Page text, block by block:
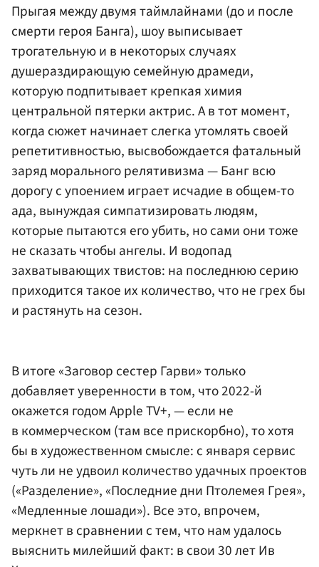
Прыгая между двумя таймлайнами (до и после
смерти героя Банга), шоу выписывает
трогательную и в некоторых случаях
душераздирающую семейную драмеди,
которую подпитывает крепкая химия
центральной пятерки актрис. А в тот момент,
когда сюжет начинает слегка утомлять своей
репетитивностью, высвобождается фатальный
заряд морального релятивизма — Банг всю
дорогу с упоением играет исчадие в общем-то
ада, вынуждая симпатизировать людям,
которые пытаются его убить, но сами они тоже
не сказать чтобы ангелы. И водопад
захватывающих твистов: на последнюю серию
приходится такое их количество, что не грех бы
и растянуть на сезон.
В итоге «Заговор сестер Гарви» только
добавляет уверенности в том, что 2022-й
окажется годом Apple TV+, — если не
в коммерческом (там все прискорбно), то хотя
бы в художественном смысле: с января сервис
чуть ли не удвоил количество удачных проектов
(«Разделение», «Последние дни Птолемея Грея»,
«Медленные лошади»). Все это, впрочем,
меркнет в сравнении с тем, что нам удалось
выяснить милейший факт: в свои 30 лет Ив